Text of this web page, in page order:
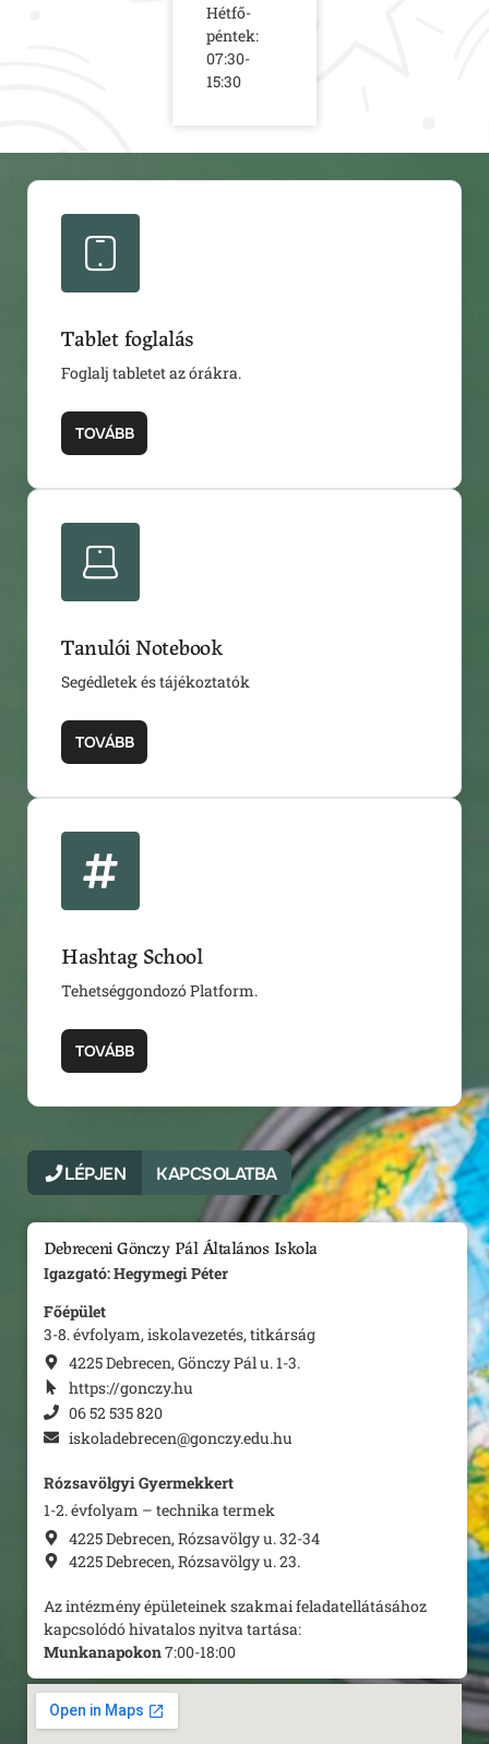
Hétfő-
péntek:
07:30-
15:30
Tablet foglalás
Foglalj tabletet az órákra.
TOVÁBB
Tanulói Notebook
Segédletek és tájékoztatók
TOVÁBB
Hashtag School
Tehetséggondozó Platform.
TOVÁBB
LÉPJEN KAPCSOLATBA
Debreceni Gönczy Pál Általános Iskola
Igazgató: Hegymegi Péter
Főépület
3-8. évfolyam, iskolavezetés, titkárság
4225 Debrecen, Gönczy Pál u. 1-3.
https://gonczy.hu
06 52 535 820
iskoladebrecen@gonczy.edu.hu
Rózsavölgyi Gyermekkert
1-2. évfolyam – technika termek
4225 Debrecen, Rózsavölgy u. 32-34
4225 Debrecen, Rózsavölgy u. 23.
Az intézmény épületeinek szakmai feladatellátásához
kapcsolódó hivatalos nyitva tartása:
Munkanapokon7:00-18:00